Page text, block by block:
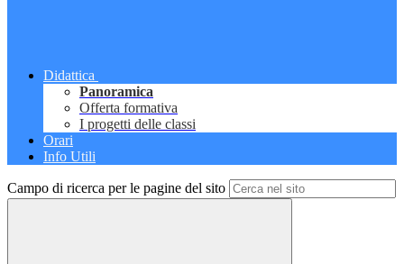
Didattica
Panoramica
Offerta formativa
I progetti delle classi
Orari
Info Utili
Campo di ricerca per le pagine del sito